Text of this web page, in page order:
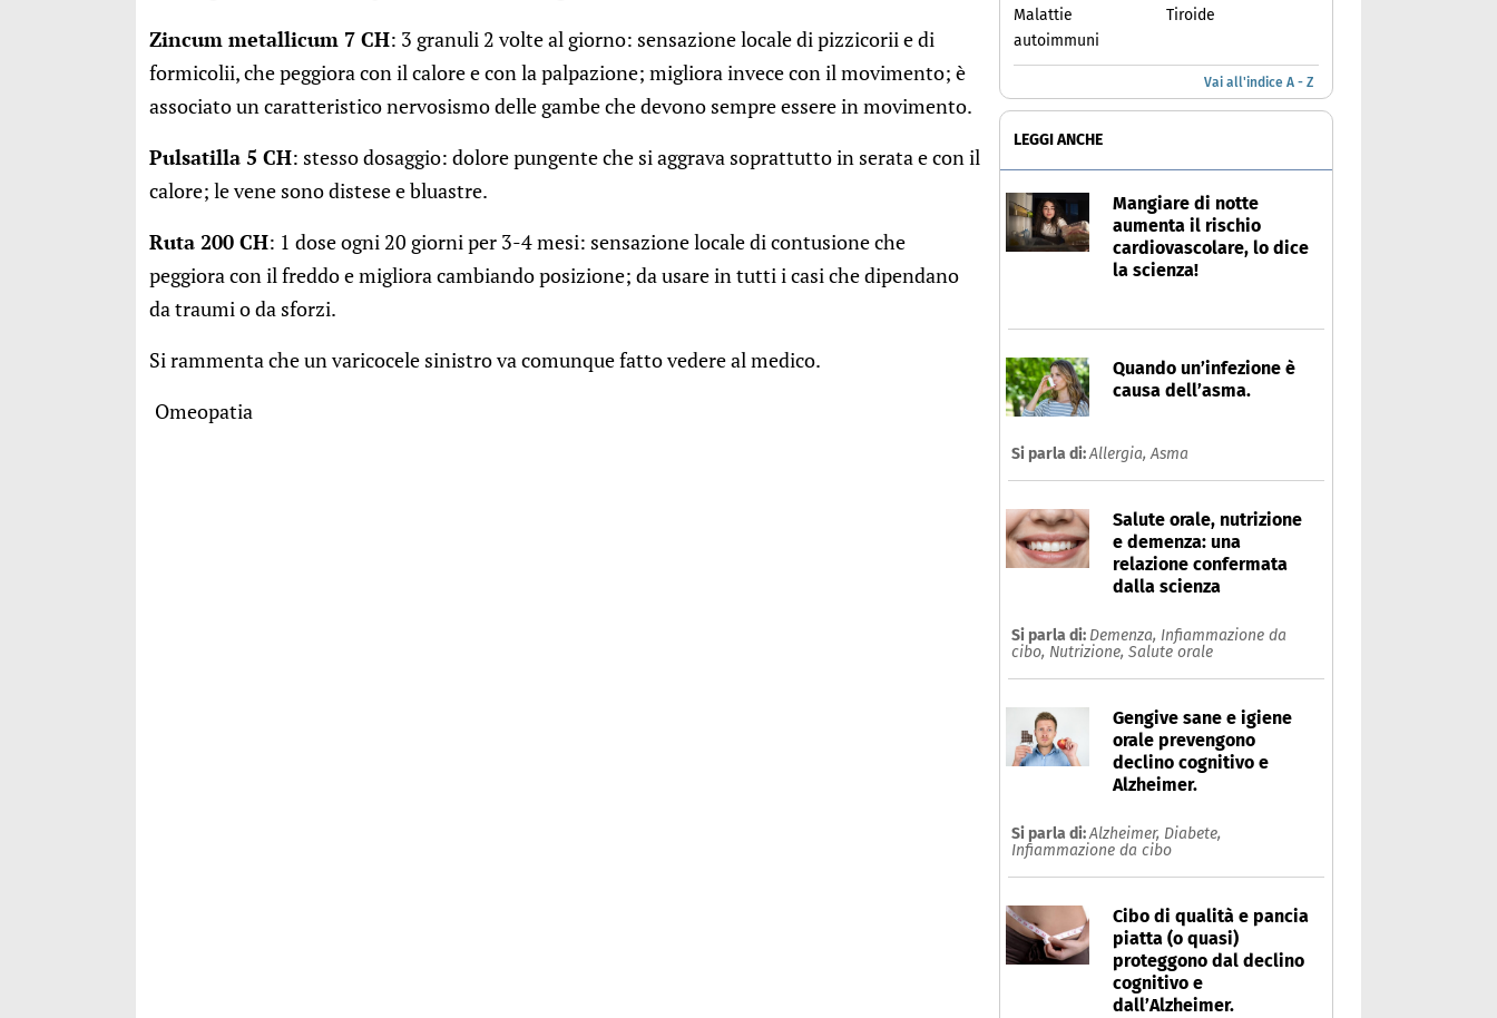
Zincum metallicum 7 CH: 3 granuli 2 volte al giorno: sensazione locale di pizzicorii e di
formicolii, che peggiora con il calore e con la palpazione; migliora invece con il movimento; è
associato un caratteristico nervosismo delle gambe che devono sempre essere in movimento.
Pulsatilla 5 CH: stesso dosaggio: dolore pungente che si aggrava soprattutto in serata e con il
calore; le vene sono distese e bluastre.
Ruta 200 CH: 1 dose ogni 20 giorni per 3-4 mesi: sensazione locale di contusione che
peggiora con il freddo e migliora cambiando posizione; da usare in tutti i casi che dipendano
da traumi o da sforzi.
Si rammenta che un varicocele sinistro va comunque fatto vedere al medico.
Omeopatia
Malattie
autoimmuni
Tiroide
Vai all'indice A - Z
LEGGI ANCHE
Mangiare di notte
aumenta il rischio
cardiovascolare, lo dice
la scienza!
Quando un’infezione è
causa dell’asma.
Si parla di:Allergia,Asma
Salute orale, nutrizione
e demenza: una
relazione confermata
dalla scienza
Si parla di: Demenza, Infiammazione da
cibo, Nutrizione, Salute orale
Gengive sane e igiene
orale prevengono
declino cognitivo e
Alzheimer.
Si parla di:Alzheimer, Diabete,
Infiammazione da cibo
Cibo di qualità e pancia
piatta (o quasi)
proteggono dal declino
cognitivo e
dall’Alzheimer.